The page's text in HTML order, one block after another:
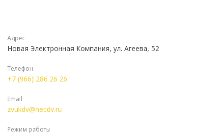
Адрес
Новая Электронная Компания, ул. Агеева, 52
Телефон
+7 (966) 286 26 26
Email
zvukdv@necdv.ru
Режим работы